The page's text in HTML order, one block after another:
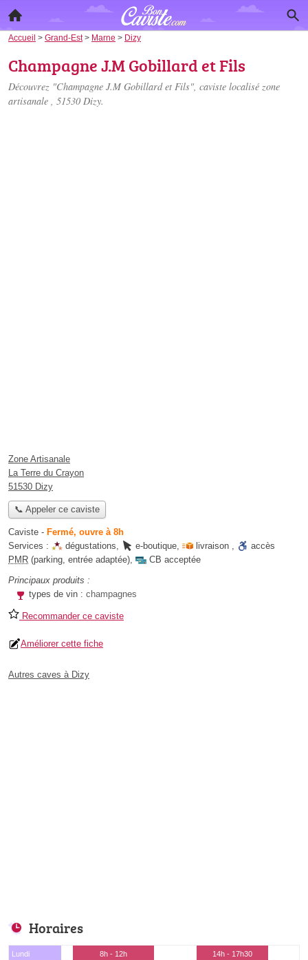
Accueil > Grand-Est> Marne > Dizy
Champagne J.M Gobillard et Fils
Découvrez "Champagne J.M Gobillard et Fils", caviste localisé zone
artisanale , 51530 Dizy.
Zone Artisanale
La Terre du Crayon
51530 Dizy
📞 Appeler ce caviste
Caviste - Fermé, ouvre à 8h
Services :
dégustations, e-boutique, livraison ,
accès
PMR (parking, entrée adaptée),
CB acceptée
Principaux produits :
types de vin : champagnes
Recommander ce caviste
Améliorer cette fiche
Autres caves à Dizy
Horaires
Lundi 8h - 12h
14h - 17h30